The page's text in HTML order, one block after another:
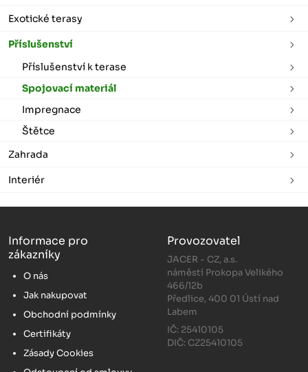
Exotické terasy
Příslušenství
Příslušenství k terase
Spojovací materiál
Impregnace
Štětce
Zahrada
Interiér
Informace pro
zákazníky
O nás
Jak nakupovat
Obchodní podmínky
Certifikáty
Zásady Cookies
Provozovatel
JACER - CZ, a.s.
náměstí Prokopa Velikého
466/12b
Předlice, 400 01 Ústí nad
Labem
IČ: 25410105
DIČ: CZ25410105